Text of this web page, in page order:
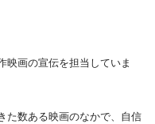
画の宣伝を担当していま
た数ある映画のなかで、自信